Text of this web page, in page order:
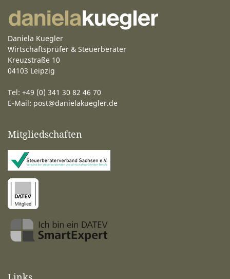
Daniela Kuegler
Wirtschaftsprüfer & Steuerberater
Kreuzstraße 10
04103 Leipzig
Tel: +49 (0) 341 30 82 46 70
E-Mail: post@danielakuegler.de
Mitgliedschaften